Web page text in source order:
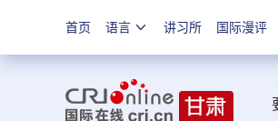
首页 语言 讲习所 国际漫评